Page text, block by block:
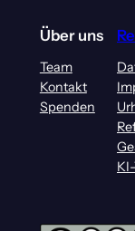
Über uns
Team
Kontakt
Spenden